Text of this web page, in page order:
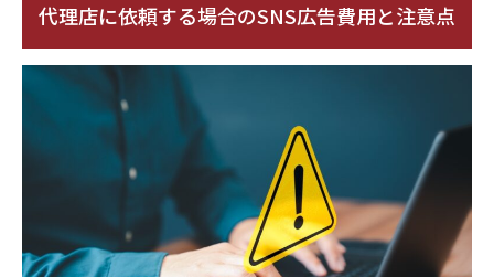
代理店に依頼する場合のSNS広告費用と注意点